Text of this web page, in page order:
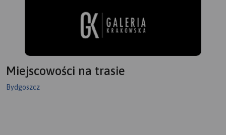
Miejscowości na trasie
Bydgoszcz